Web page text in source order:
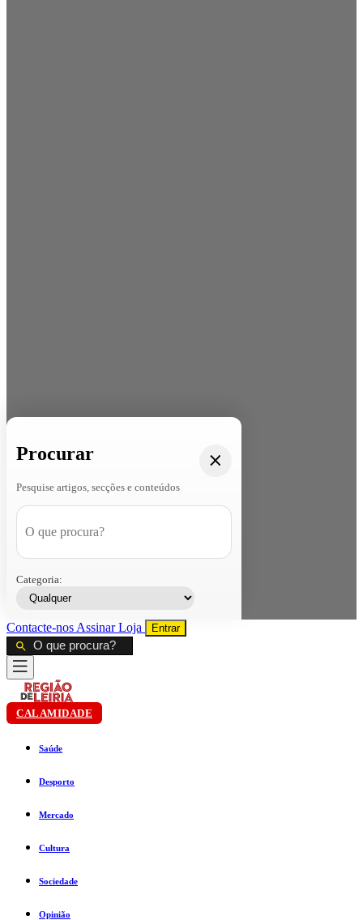
Procurar
Pesquise artigos, secções e conteúdos
Categoria:
Contacte-nos AssinarLoja Entrar
CALAMIDADE
Saúde
Desporto
Mercado
Cultura
Sociedade
Opinião